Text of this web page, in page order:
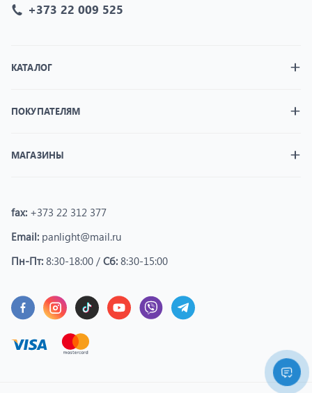
+373 22 009 525
КАТАЛОГ
ПОКУПАТЕЛЯМ
МАГАЗИНЫ
fax: +373 22 312 377
Email: panlight@mail.ru
Пн-Пт: 8:30-18:00 / Сб: 8:30-15:00